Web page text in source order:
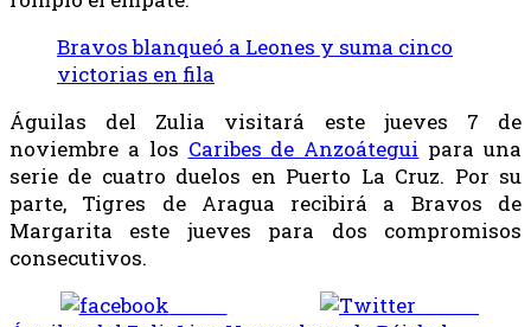
Bravos blanqueó a Leones y suma cinco
victorias en fila
Águilas del Zulia visitará este jueves 7 de
noviembre a los Caribes de Anzoátegui para una
serie de cuatro duelos en Puerto La Cruz. Por su
parte, Tigres de Aragua recibirá a Bravos de
Margarita este jueves para dos compromisos
consecutivos.